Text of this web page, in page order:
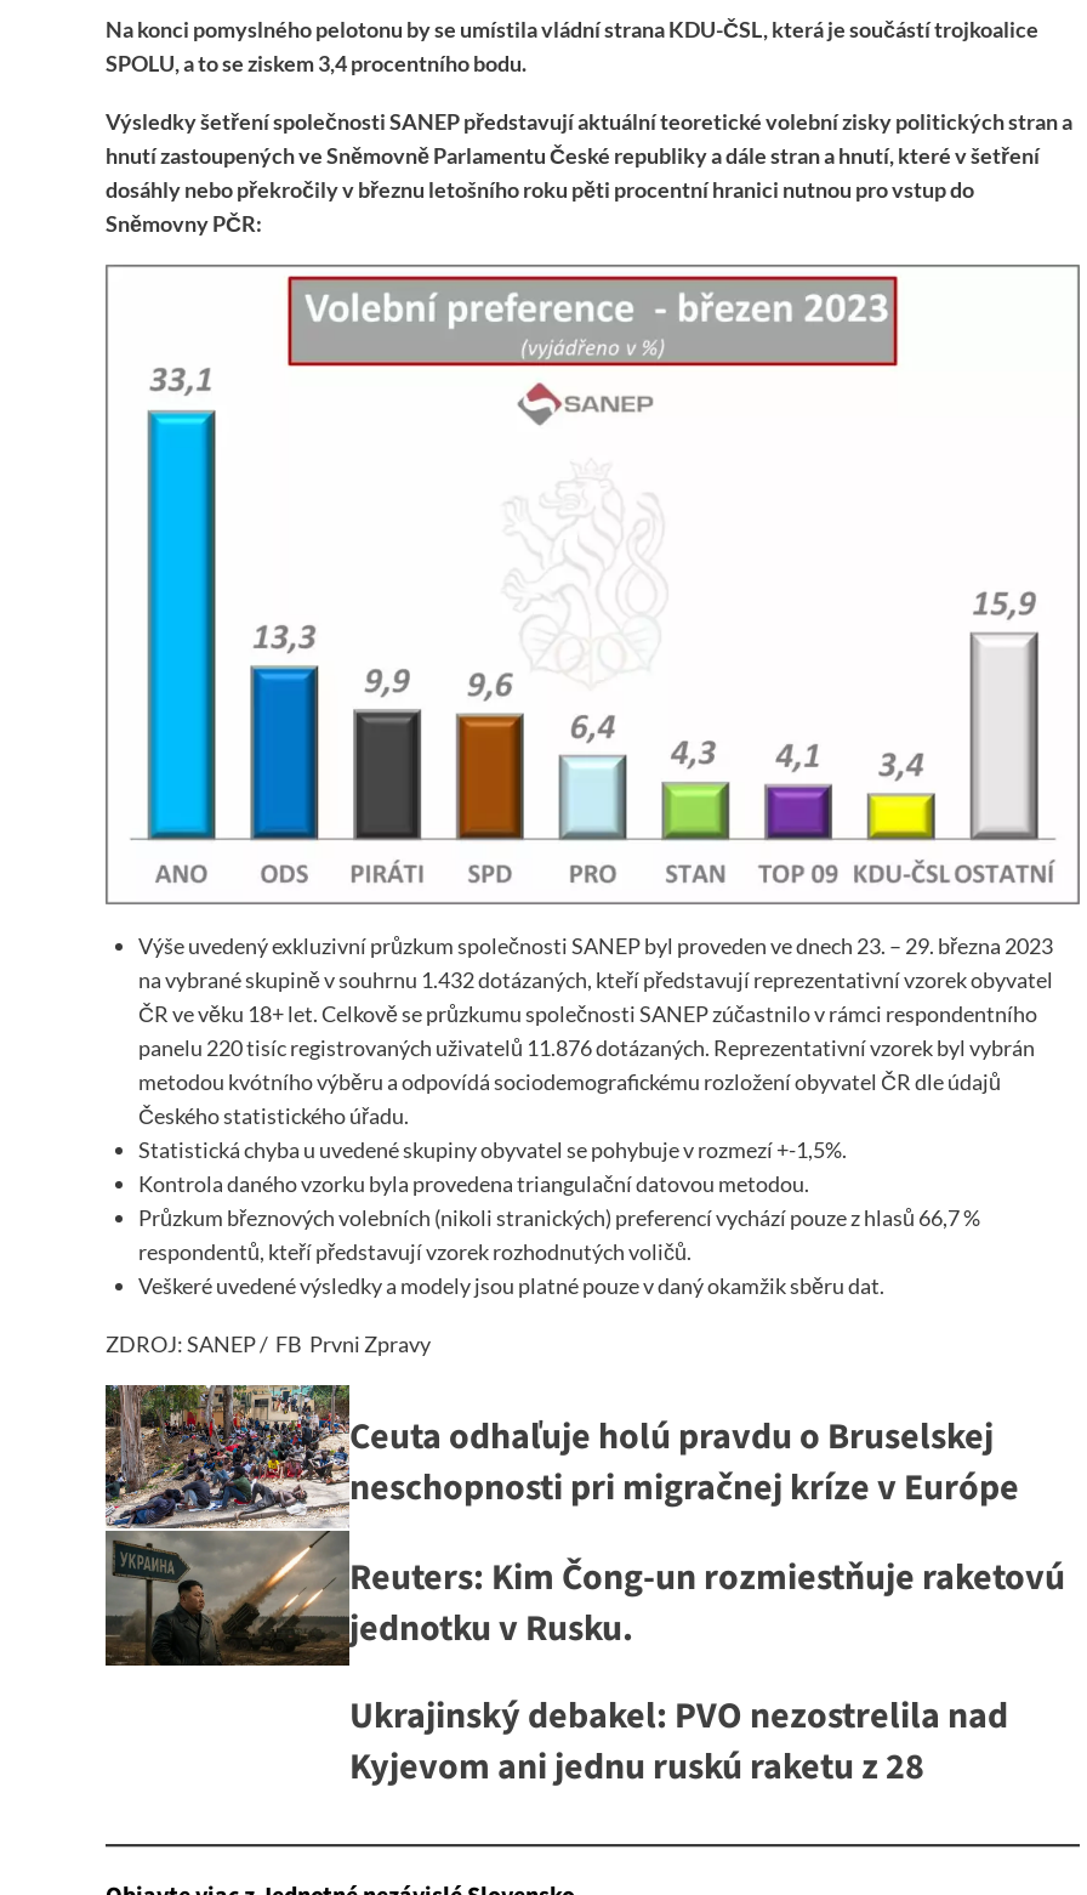
Na konci pomyslného pelotonu by se umístila vládní strana KDU-ČSL, která je součástí trojkoalice
SPOLU, a to se ziskem 3,4 procentního bodu.
Výsledky šetření společnosti SANEP představují aktuální teoretické volební zisky politických stran a
hnutí zastoupených ve Sněmovně Parlamentu České republiky a dále stran a hnutí, které v šetření
dosáhly nebo překročily v březnu letošního roku pěti procentní hranici nutnou pro vstup do
Sněmovny PČR:
Výše uvedený exkluzivní průzkum společnosti SANEP byl proveden ve dnech 23. – 29. března 2023
na vybrané skupině v souhrnu 1.432 dotázaných, kteří představují reprezentativní vzorek obyvatel
ČR ve věku 18+ let. Celkově se průzkumu společnosti SANEP zúčastnilo v rámci respondentního
panelu 220 tisíc registrovaných uživatelů 11.876 dotázaných. Reprezentativní vzorek byl vybrán
metodou kvótního výběru a odpovídá sociodemografickému rozložení obyvatel ČR dle údajů
Českého statistického úřadu.
Statistická chyba u uvedené skupiny obyvatel se pohybuje v rozmezí +-1,5%.
Kontrola daného vzorku byla provedena triangulační datovou metodou.
Průzkum březnových volebních (nikoli stranických) preferencí vychází pouze z hlasů 66,7 %
respondentů, kteří představují vzorek rozhodnutých voličů.
Veškeré uvedené výsledky a modely jsou platné pouze v daný okamžik sběru dat.
ZDROJ: SANEP / FB Prvni Zpravy
Ceuta odhaľuje holú pravdu o Bruselskej
neschopnosti pri migračnej kríze v Európe
Reuters: Kim Čong-un rozmiestňuje raketovú
jednotku v Rusku.
Ukrajinský debakel: PVO nezostrelila nad
Kyjevom ani jednu ruskú raketu z 28